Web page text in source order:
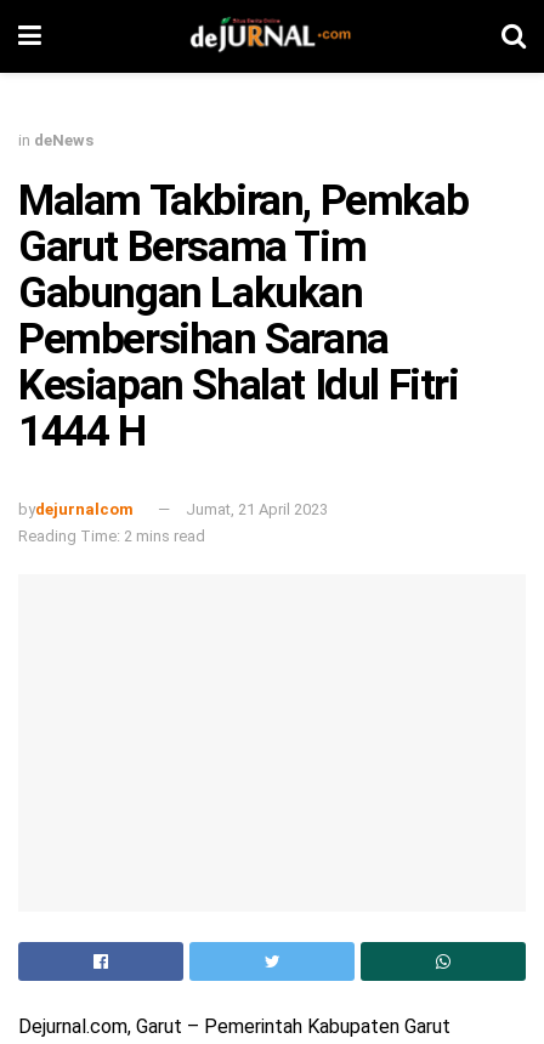
in deNews
Malam Takbiran, Pemkab
Garut Bersama Tim
Gabungan Lakukan
Pembersihan Sarana
Kesiapan Shalat Idul Fitri
1444 H
bydejurnalcom
Jumat, 21 April 2023
Reading Time: 2 mins read
Dejurnal.com, Garut – Pemerintah Kabupaten Garut